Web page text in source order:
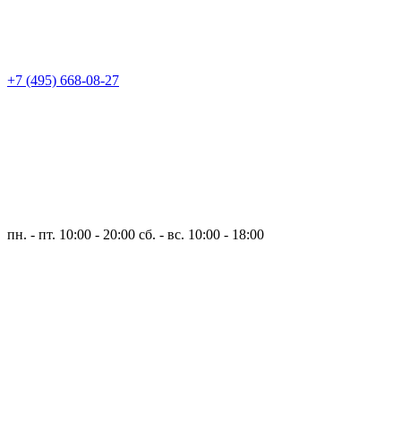
+7 (495) 668-08-27
пн. - пт. 10:00 - 20:00 сб. - вс. 10:00 - 18:00